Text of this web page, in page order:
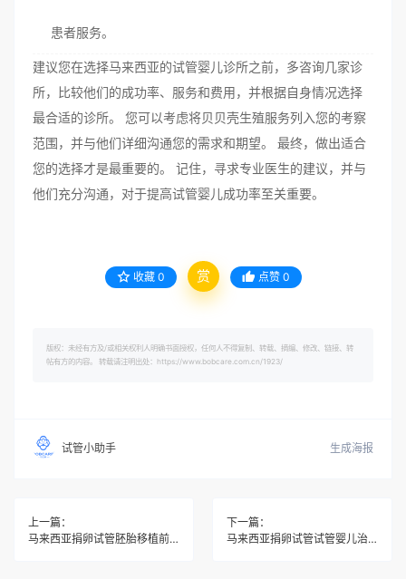
患者服务。
建议您在选择马来西亚的试管婴儿诊所之前，多咨询几家诊
所，比较他们的成功率、服务和费用，并根据自身情况选择
最合适的诊所。 您可以考虑将贝贝壳生殖服务列入您的考察
范围，并与他们详细沟通您的需求和期望。 最终，做出适合
您的选择才是最重要的。 记住，寻求专业医生的建议，并与
他们充分沟通，对于提高试管婴儿成功率至关重要。
收藏 0 赏 点赞 0
版权：未经有方及/或相关权利人明确书面授权，任何人不得复制、转载、摘编、修改、链接、转
帖有方的内容。 转载请注明出处：https://www.bobcare.com.cn/1923/
试管小助手 生成海报
上一篇：
马来西亚捐卵试管胚胎移植前，是否会对胚胎进行遗传学筛查？
下一篇：
马来西亚捐卵试管试管婴儿治疗是否支持第三代试管婴儿技术（PGD/PGS）？